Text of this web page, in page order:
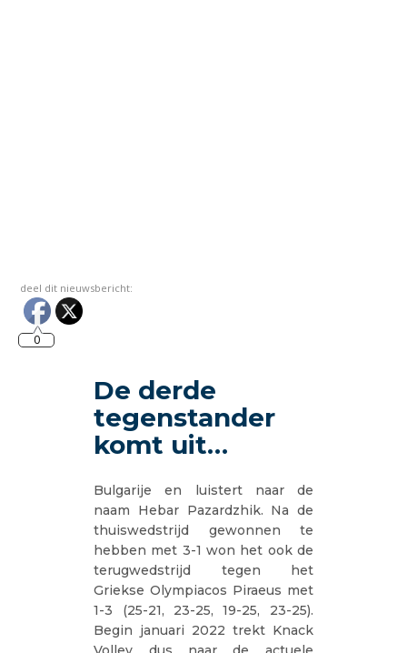
deel dit nieuwsbericht:
0
De derde
tegenstander
komt uit…
Bulgarije en luistert naar de
naam Hebar Pazardzhik. Na de
thuiswedstrijd gewonnen te
hebben met 3-1 won het ook de
terugwedstrijd tegen het
Griekse Olympiacos Piraeus met
1-3 (25-21, 23-25, 19-25, 23-25).
Begin januari 2022 trekt Knack